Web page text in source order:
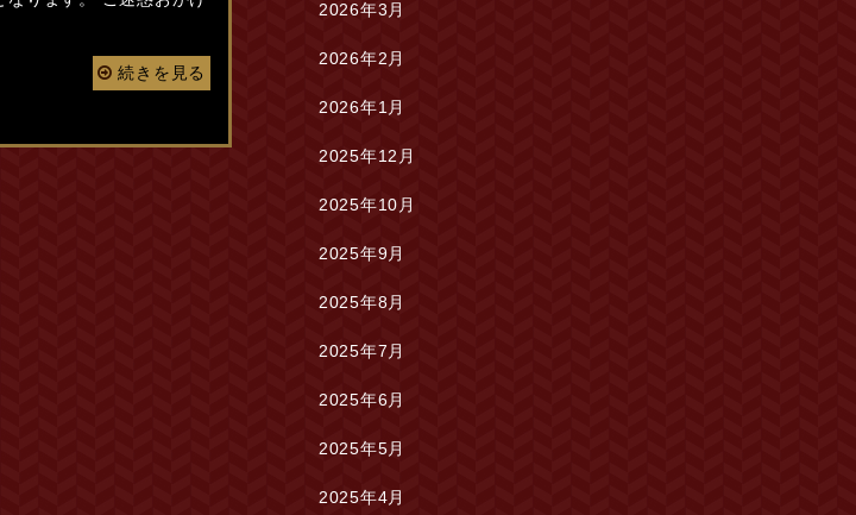
続きを見る
2026年3月
2026年2月
2026年1月
2025年12月
2025年10月
2025年9月
2025年8月
2025年7月
2025年6月
2025年5月
2025年4月